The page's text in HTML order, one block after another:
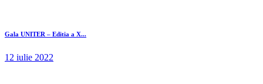
Gala UNITER – Editia a X...
12 iulie 2022